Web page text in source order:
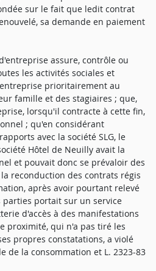
sur le fait que ledit contrat
sa demande en paiement
d'entreprise assure, contrôle ou
les activités sociales et
prioritairement au
famille et des stagiaires ; que,
lorsqu'il contracte à cette fin,
; qu'en considérant
avec la société SLG, le
Hôtel de Neuilly avait la
et pouvait donc se prévaloir des
reconduction des contrats régis
après avoir pourtant relevé
portait sur un service
d'accès à des manifestations
proximité, qui n'a pas tiré les
propres constatations, a violé
de la consommation et L. 2323-83